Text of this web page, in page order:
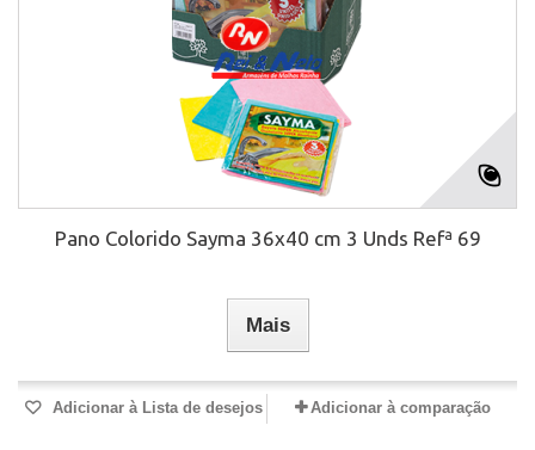
Pano Colorido Sayma 36x40 cm 3 Unds Refª 69
Mais
Adicionar à Lista de desejos Adicionar à comparação